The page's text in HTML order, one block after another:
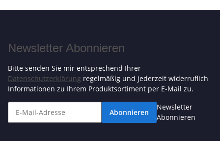
Newsletter Abonnieren
Bitte senden Sie mir entsprechend Ihrer
Datenschutzerklärung regelmäßig und jederzeit widerruflich
Informationen zu Ihrem Produktsortiment per E-Mail zu.
Abonnieren
Newsletter
Abonnieren